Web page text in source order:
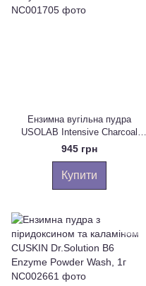
Ензимна вугільна пудра
USOLAB Intensive Charcoal
Enzyme Powder Wash 50 мл
945 грн
Купити